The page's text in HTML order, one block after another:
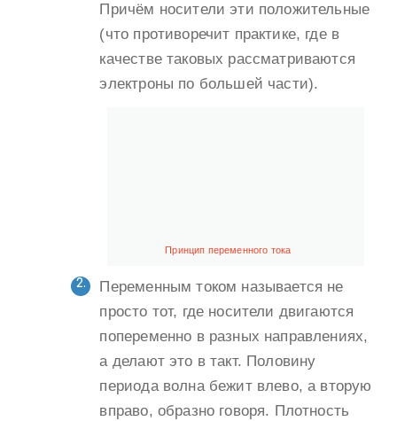
Причём носители эти положительные
(что противоречит практике, где в
качестве таковых рассматриваются
электроны по большей части).
Принцип переменного тока
Переменным током называется не
просто тот, где носители двигаются
попеременно в разных направлениях,
а делают это в такт. Половину
периода волна бежит влево, а вторую
вправо, образно говоря. Плотность